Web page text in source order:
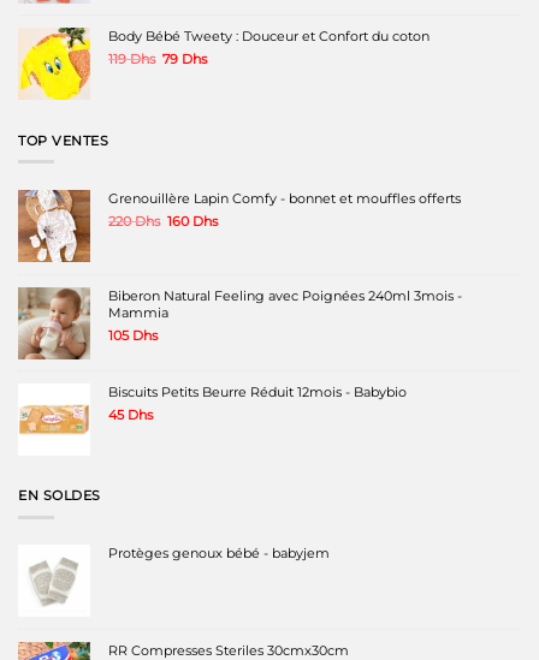
180 Dhs.
100 Dhs.
Body Bébé Tweety : Douceur et Confort du coton
119Dhs Le
79 DhsLe
TOP VENTES
Grenouillère Lapin Comfy - bonnet et mouffles offerts
220Dhs Le
220 Dhs.
160 DhsLe
160 Dhs.
Biberon Natural Feeling avec Poignées 240ml 3mois -
Mammia
105 Dhs
Biscuits Petits Beurre Réduit 12mois - Babybio
45 Dhs
EN SOLDES
Protèges genoux bébé - babyjem
RR Compresses Steriles 30cmx30cm